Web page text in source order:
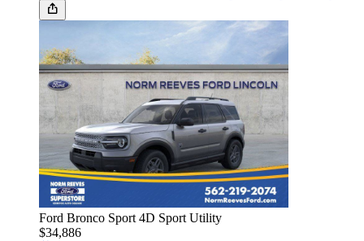
Ford Bronco Sport 4D Sport Utility
$34,886